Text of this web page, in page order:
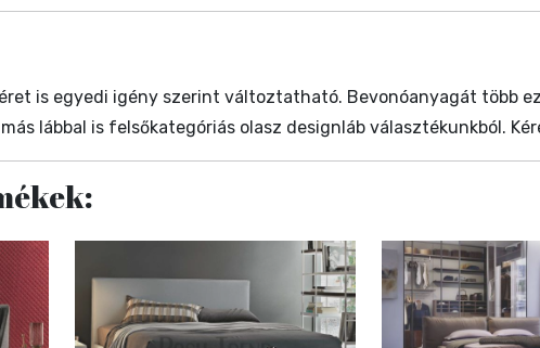
is egyedi igény szerint változtatható. Bevonóanyagát több
lábbal is felsőkategóriás olasz designláb választékunkból.